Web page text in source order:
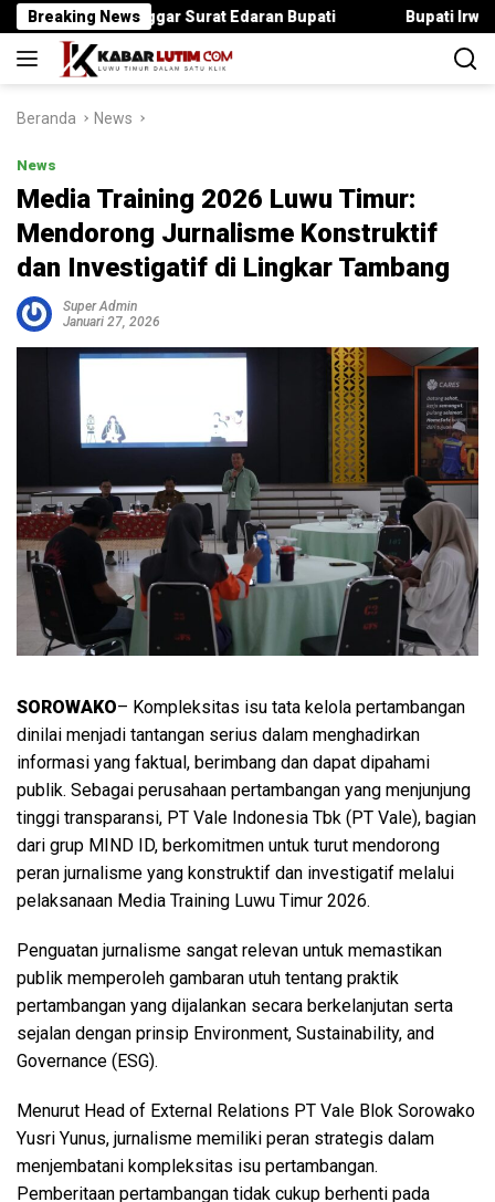
Langsung
ke
konten
Breaking News
Langgar Surat Edaran Bupati Bupati Irwan Serahkan
Beranda News
News
Media Training 2026 Luwu Timur:
Mendorong Jurnalisme Konstruktif
dan Investigatif di Lingkar Tambang
Super Admin
Januari 27, 2026
SOROWAKO– Kompleksitas isu tata kelola pertambangan
dinilai menjadi tantangan serius dalam menghadirkan
informasi yang faktual, berimbang dan dapat dipahami
publik. Sebagai perusahaan pertambangan yang menjunjung
tinggi transparansi, PT Vale Indonesia Tbk (PT Vale), bagian
dari grup MIND ID, berkomitmen untuk turut mendorong
peran jurnalisme yang konstruktif dan investigatif melalui
pelaksanaan Media Training Luwu Timur 2026.
Penguatan jurnalisme sangat relevan untuk memastikan
publik memperoleh gambaran utuh tentang praktik
pertambangan yang dijalankan secara berkelanjutan serta
sejalan dengan prinsip Environment, Sustainability, and
Governance (ESG).
Menurut Head of External Relations PT Vale Blok Sorowako
Yusri Yunus, jurnalisme memiliki peran strategis dalam
menjembatani kompleksitas isu pertambangan.
Pemberitaan pertambangan tidak cukup berhenti pada